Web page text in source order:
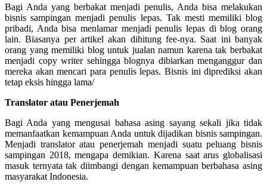
Bagi Anda yang berbakat menjadi penulis, Anda bisa melakukan
bisnis sampingan menjadi penulis lepas. Tak mesti memiliki blog
pribadi, Anda bisa menlamar menjadi penulis lepas di blog orang
lain. Biasanya per artikel akan dihitung fee-nya. Saat ini banyak
orang yang memiliki blog untuk jualan namun karena tak berbakat
menjadi copy writer sehingga blognya dibiarkan menganggur dan
mereka akan mencari para penulis lepas. Bisnis ini diprediksi akan
tetap eksis hingga lama/
Translator atau Penerjemah
Bagi Anda yang mengusai bahasa asing sayang sekali jika tidak
memanfaatkan kemampuan Anda untuk dijadikan bisnis sampingan.
Menjadi translator atau penerjemah menjadi suatu peluang bisnis
sampingan 2018, mengapa demikian. Karena saat arus globalisasi
masuk ternyata tak diimbangi dengan kemampuan berbahasa asing
masyarakat Indonesia.